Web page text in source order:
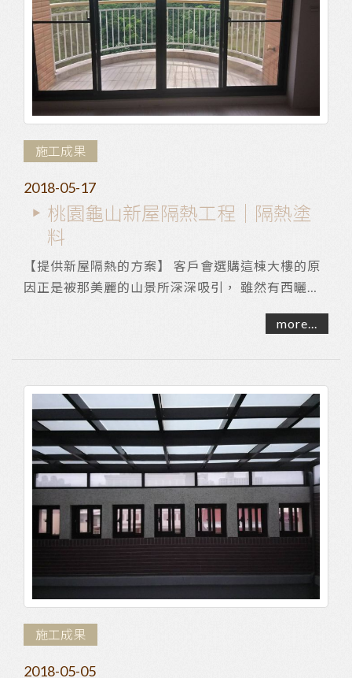
施工成果
2018-05-17
桃園龜山新屋隔熱工程｜隔熱塗
料
【提供新屋隔熱的方案】 客戶會選購這棟大樓的原
因正是被那美麗的山景所深深吸引， 雖然有西曬的
more...
施工成果
2018-05-05